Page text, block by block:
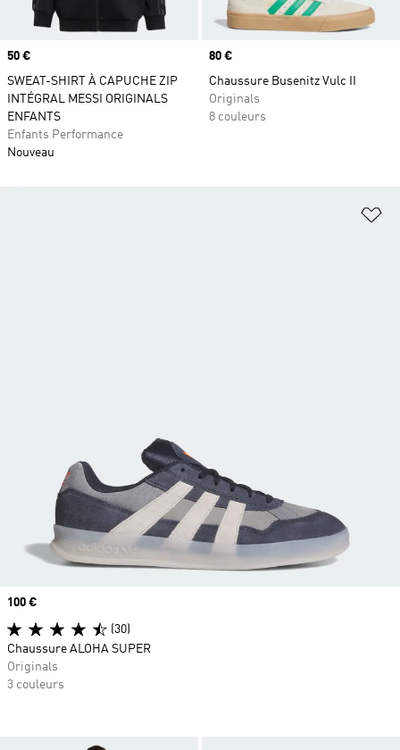
Prix
50 €
SWEAT-SHIRT À CAPUCHE ZIP
INTÉGRAL MESSI ORIGINALS
ENFANTS
Enfants Performance
Nouveau
Prix
80 €
Chaussure Busenitz Vulc II
Originals
8 couleurs
Prix
100 €
(30)
Chaussure ALOHA SUPER
Originals
3 couleurs